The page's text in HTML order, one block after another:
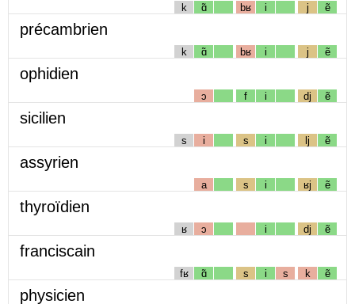
k ɑ̃ bʁ i j ẽ
précambrien
k ɑ̃ bʁ i j ẽ
ophidien
ɔ f i dj ẽ
sicilien
s i s i lj ẽ
assyrien
a s i ʁj ẽ
thyroïdien
ʁ ɔ i dj ẽ
franciscain
fʁ ɑ̃ s i s k ẽ
physicien